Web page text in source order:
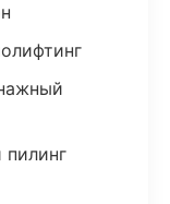
пилинг